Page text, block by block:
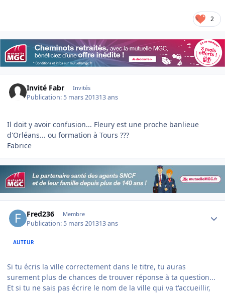
2
Invité Fabr Invités
Publication: 5 mars 201313 ans
Il doit y avoir confusion... Fleury est une proche banlieue
d'Orléans... ou formation à Tours ???
Fabrice
Fred236 Membre
Publication: 5 mars 201313 ans
AUTEUR
Si tu écris la ville correctement dans le titre, tu auras
surement plus de chances de trouver réponse à ta question...
Et si tu ne sais pas écrire le nom de la ville qui va t'accueillir,